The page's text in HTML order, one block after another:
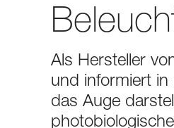
Als Hersteller
und informiert
das Auge